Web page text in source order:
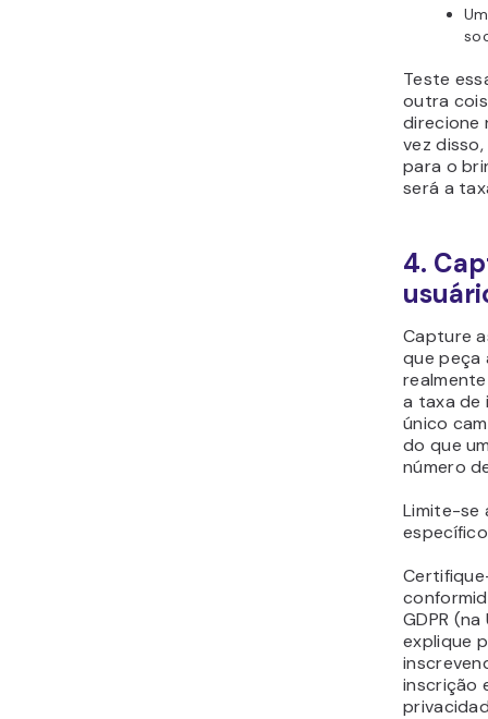
Teste
outra
direcione
vez
para o
será a
4.
Capture
que peça
a taxa de
único
do que
número
Limite-se
GDPR (na
explique
inscrição